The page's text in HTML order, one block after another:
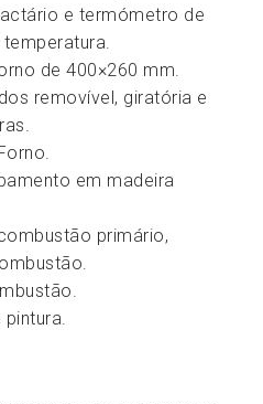
e termómetro de
de 400×260 mm.
removível, giratória e
em madeira
primário,
pintura.